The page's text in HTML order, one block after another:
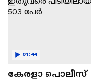
കേരളാ പൊലീസ് ​
01:44